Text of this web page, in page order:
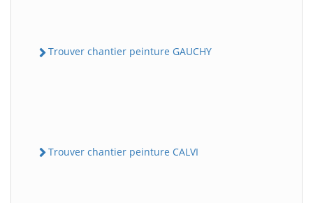
Trouver chantier peinture GAUCHY
Trouver chantier peinture CALVI